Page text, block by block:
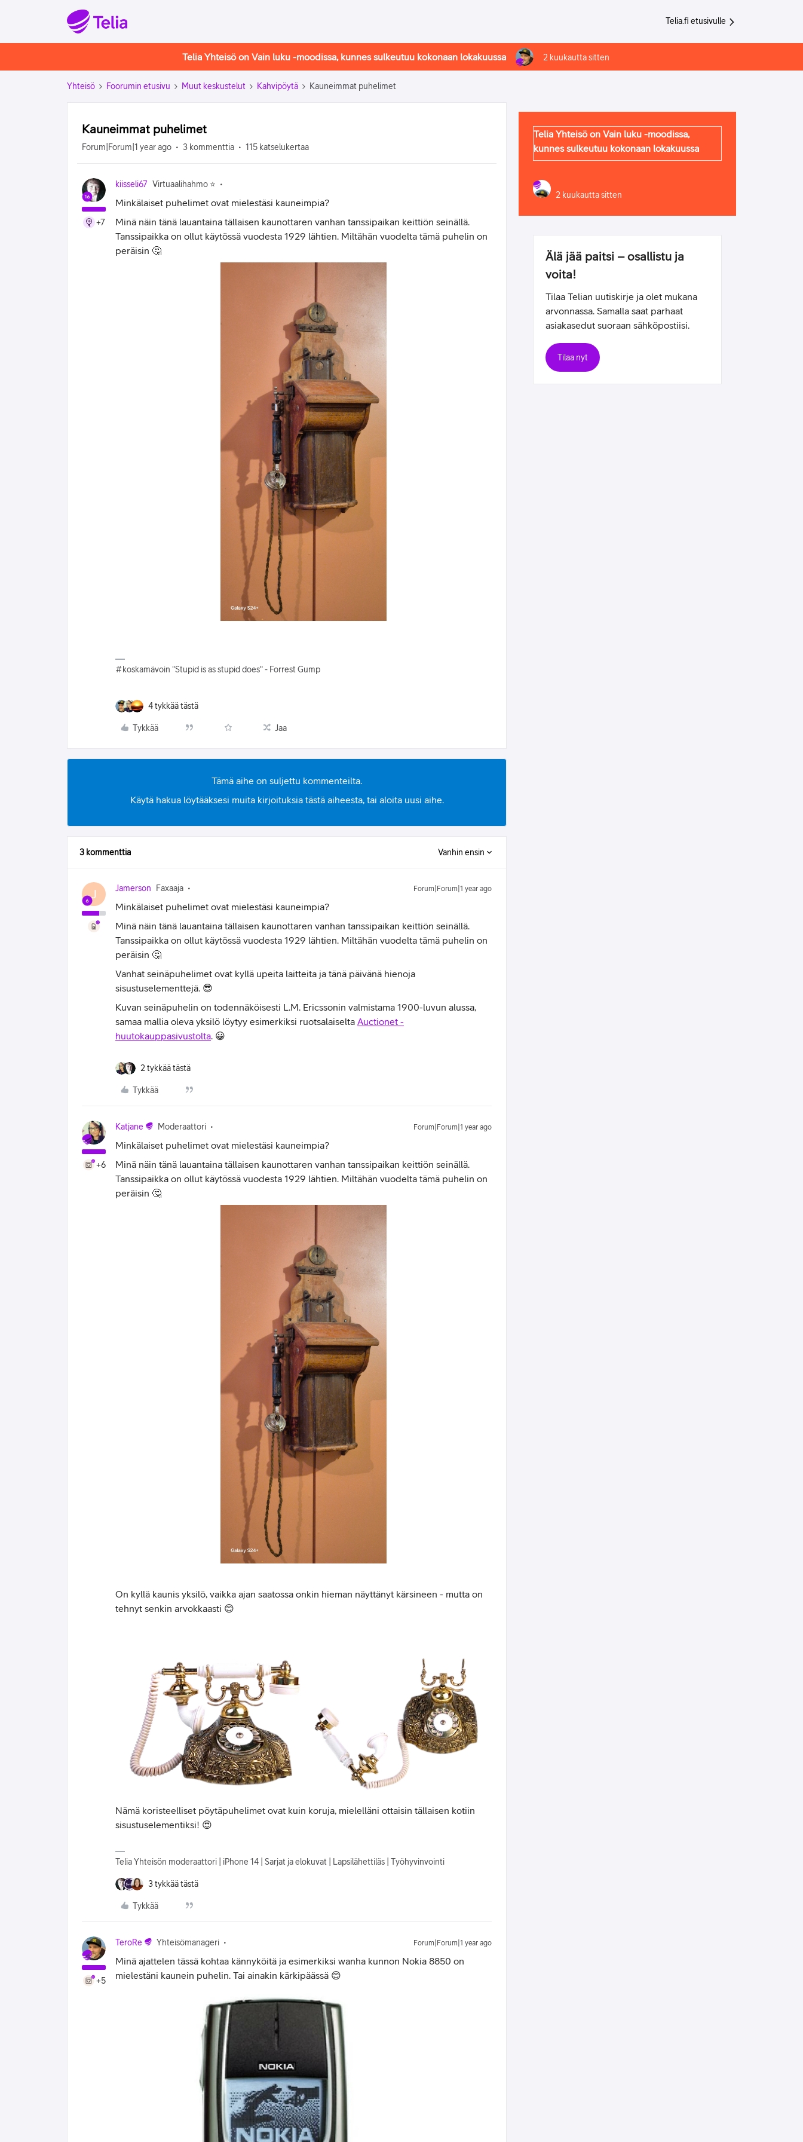
Telia.fi etusivulle
Telia Yhteisö on Vain luku -moodissa, kunnes sulkeutuu kokonaan lokakuussa 2 kuukautta sitten
Yhteisö Foorumin etusivu Muut keskustelut Kahvipöytä Kauneimmat puhelimet
Kauneimmat puhelimet
Forum|Forum|1 year ago 3 kommenttia 115 katselukertaa
+7
kiisseli67 Virtuaalihahmo ⭐️
Minkälaiset puhelimet ovat mielestäsi kauneimpia?
Minä näin tänä lauantaina tällaisen kaunottaren vanhan tanssipaikan keittiön seinällä.
Tanssipaikka on ollut käytössä vuodesta 1929 lähtien. Miltähän vuodelta tämä puhelin on
peräisin 🤔
#koskamävoin "Stupid is as stupid does" - Forrest Gump
4 tykkää tästä
Tykkää Jaa
Tämä aihe on suljettu kommenteilta.
Käytä hakua löytääksesi muita kirjoituksia tästä aiheesta, tai aloita uusi aihe.
3 kommenttia Vanhin ensin
J Jamerson Faxaaja Forum|Forum|1 year ago
Minkälaiset puhelimet ovat mielestäsi kauneimpia?
Minä näin tänä lauantaina tällaisen kaunottaren vanhan tanssipaikan keittiön seinällä.
Tanssipaikka on ollut käytössä vuodesta 1929 lähtien. Miltähän vuodelta tämä puhelin on
peräisin 🤔
Vanhat seinäpuhelimet ovat kyllä upeita laitteita ja tänä päivänä hienoja
sisustuselementtejä. 😎
Kuvan seinäpuhelin on todennäköisesti L.M. Ericssonin valmistama 1900-luvun alussa,
samaa mallia oleva yksilö löytyy esimerkiksi ruotsalaiselta Auctionet -
huutokauppasivustolta. 😀
2 tykkää tästä
Tykkää
+6
Katjane Moderaattori Forum|Forum|1 year ago
Minkälaiset puhelimet ovat mielestäsi kauneimpia?
Minä näin tänä lauantaina tällaisen kaunottaren vanhan tanssipaikan keittiön seinällä.
Tanssipaikka on ollut käytössä vuodesta 1929 lähtien. Miltähän vuodelta tämä puhelin on
peräisin 🤔
On kyllä kaunis yksilö, vaikka ajan saatossa onkin hieman näyttänyt kärsineen - mutta on
tehnyt senkin arvokkaasti 😊
Nämä koristeelliset pöytäpuhelimet ovat kuin koruja, mielelläni ottaisin tällaisen kotiin
sisustuselementiksi! 😍
Telia Yhteisön moderaattori | iPhone 14 | Sarjat ja elokuvat | Lapsilähettiläs | Työhyvinvointi
3 tykkää tästä
Tykkää
+5
TeroRe Yhteisömanageri Forum|Forum|1 year ago
Minä ajattelen tässä kohtaa kännyköitä ja esimerkiksi wanha kunnon Nokia 8850 on
mielestäni kaunein puhelin. Tai ainakin kärkipäässä 😊
Telia Yhteisö on Vain luku -moodissa,
kunnes sulkeutuu kokonaan lokakuussa
2 kuukautta sitten
Älä jää paitsi – osallistu ja
voita!
Tilaa Telian uutiskirje ja olet mukana
arvonnassa. Samalla saat parhaat
asiakasedut suoraan sähköpostiisi.
Tilaa nyt